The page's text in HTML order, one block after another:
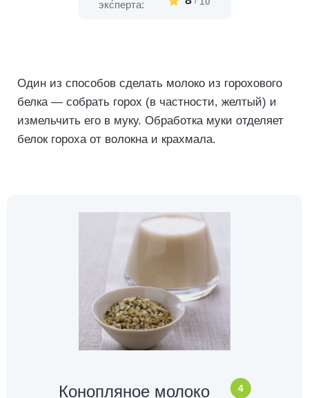
эксперта:
Один из способов сделать молоко из горохового
белка — собрать горох (в частности, желтый) и
измельчить его в муку. Обработка муки отделяет
белок гороха от волокна и крахмала.
Конопляное молоко 4